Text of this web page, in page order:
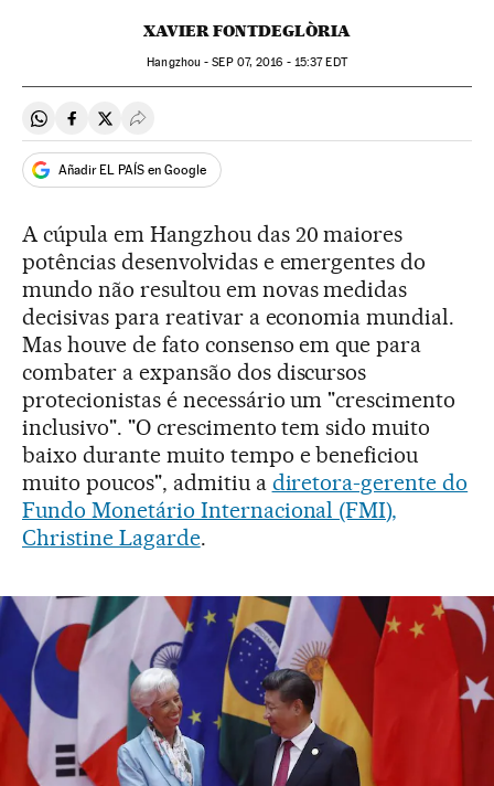
XAVIER FONTDEGLÒRIA
Hangzhou -SEP07, 2016 - 15:37EDT
Compartir en Whatsapp
Compartir en Facebook
Compartir en Twitter
Desplegar Redes Sociales
Añadir EL PAÍS en Google
A cúpula em Hangzhou das 20 maiores
potências desenvolvidas e emergentes do
mundo não resultou em novas medidas
decisivas para reativar a economia mundial.
Mas houve de fato consenso em que para
combater a expansão dos discursos
protecionistas é necessário um "crescimento
inclusivo". "O crescimento tem sido muito
baixo durante muito tempo e beneficiou
muito poucos", admitiu a diretora-gerente do
Fundo Monetário Internacional (FMI),
Christine Lagarde.